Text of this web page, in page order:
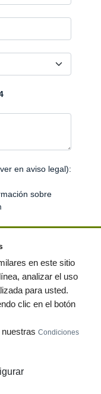
en aviso legal):
sobre
Política de privacidad
|Preguntas frecuentes
en este sitio
analizar el uso
para usted.
clic en el botón
Condiciones